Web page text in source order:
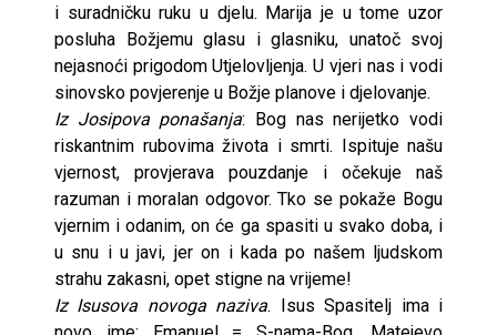
i suradničku ruku u djelu. Marija je u tome uzor
posluha Božjemu glasu i glasniku, unatoč svoj
nejasnoći prigodom Utjelovljenja. U vjeri nas i vodi
sinovsko povjerenje u Božje planove i djelovanje.
Iz Josipova ponašanja: Bog nas nerijetko vodi
riskantnim rubovima života i smrti. Ispituje našu
vjernost, provjerava pouzdanje i očekuje naš
razuman i moralan odgovor. Tko se pokaže Bogu
vjernim i odanim, on će ga spasiti u svako doba, i
u snu i u javi, jer on i kada po našem ljudskom
strahu zakasni, opet stigne na vrijeme!
Iz Isusova novoga naziva. Isus Spasitelj ima i